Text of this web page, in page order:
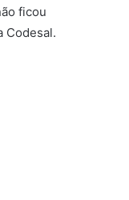
ficou
Codesal.